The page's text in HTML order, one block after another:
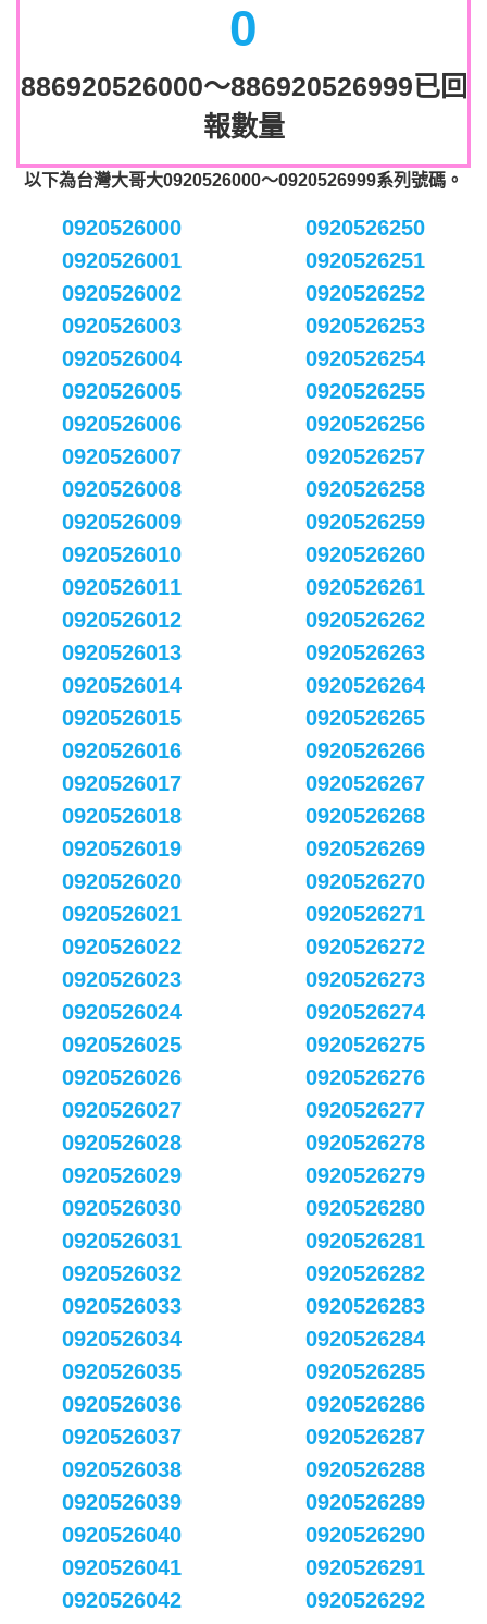
0
886920526000～886920526999已回
報數量
以下為台灣大哥大0920526000～0920526999系列號碼。
0920526000
0920526001
0920526002
0920526003
0920526004
0920526005
0920526006
0920526007
0920526008
0920526009
0920526010
0920526011
0920526012
0920526013
0920526014
0920526015
0920526016
0920526017
0920526018
0920526019
0920526020
0920526021
0920526022
0920526023
0920526024
0920526025
0920526026
0920526027
0920526028
0920526029
0920526030
0920526031
0920526032
0920526033
0920526034
0920526035
0920526036
0920526037
0920526038
0920526039
0920526040
0920526041
0920526042
0920526250
0920526251
0920526252
0920526253
0920526254
0920526255
0920526256
0920526257
0920526258
0920526259
0920526260
0920526261
0920526262
0920526263
0920526264
0920526265
0920526266
0920526267
0920526268
0920526269
0920526270
0920526271
0920526272
0920526273
0920526274
0920526275
0920526276
0920526277
0920526278
0920526279
0920526280
0920526281
0920526282
0920526283
0920526284
0920526285
0920526286
0920526287
0920526288
0920526289
0920526290
0920526291
0920526292